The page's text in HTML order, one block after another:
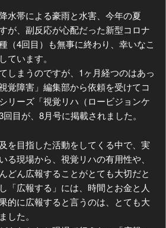
水帯による豪雨と水害、今年の夏
が、副反応が心配だった新型コロナ
（4回目）も無事に終わり、幸いなこ
ています。
しまうのですが、1ヶ月経つのはあっ
覚障害」編集部から依頼を受けてコ
リーズ「視覚リハ（ロービジョンケ
目が、8月号に掲載されました。
を目指した活動をしてくる中で、実
る現場から、視覚リハの有用性や、
どん広報することがとても大切だと
「広報する」には、時間とお金と人
的に広報すると言うのは、とても大
した。